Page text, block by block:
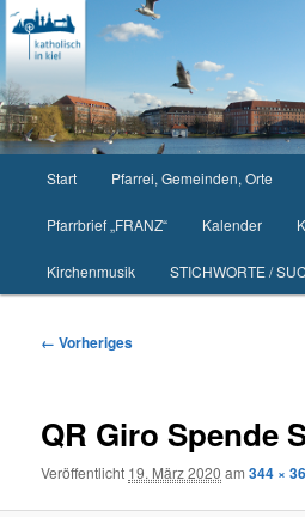
Zum
primären
Inhalt
springen
Start Pfarrei, Gemeinden, Orte
Pfarrbrief „FRANZ“ Kalender
Kirchenmusik STICHWORTE /
Bilder-
← Vorheriges
QR Giro Spende
Veröffentlicht 19. März 2020 am344 ×